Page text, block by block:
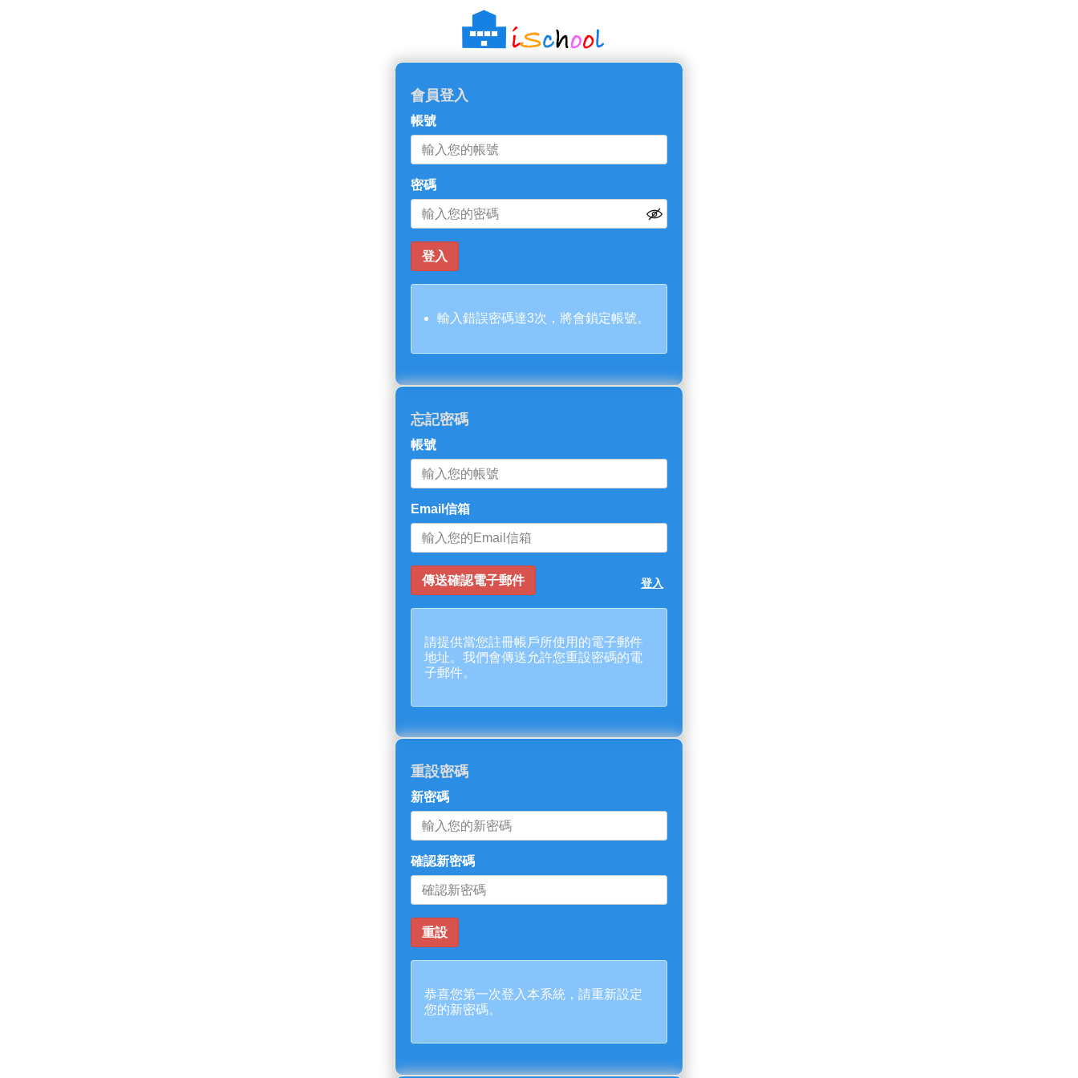
會員登入
帳號
密碼
輸入錯誤密碼達3次，將會鎖定帳號。
忘記密碼
帳號
Email信箱
登入
請提供當您註冊帳戶所使用的電子郵件
地址。我們會傳送允許您重設密碼的電
子郵件。
重設密碼
新密碼
確認新密碼
恭喜您第一次登入本系統，請重新設定
您的新密碼。